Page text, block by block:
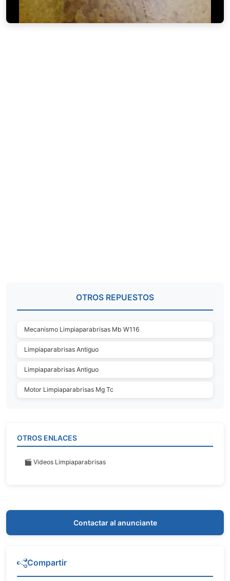
OTROS REPUESTOS
Mecanismo Limpiaparabrisas Mb W116
Limpiaparabrisas Antiguo
Limpiaparabrisas Antiguo
Motor Limpiaparabrisas Mg Tc
OTROS ENLACES
🎬 Videos Limpiaparabrisas
Contactar al anunciante
Compartir